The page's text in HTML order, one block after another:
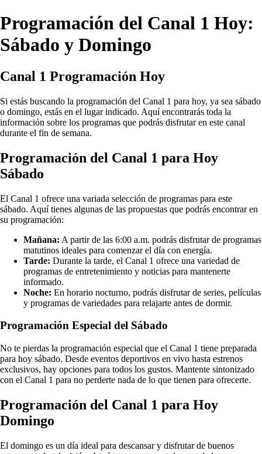
Programación del Canal 1 Hoy:
Sábado y Domingo
Canal 1 Programación Hoy
Si estás buscando la programación del Canal 1 para hoy, ya sea sábado
o domingo, estás en el lugar indicado. Aquí encontrarás toda la
información sobre los programas que podrás disfrutar en este canal
durante el fin de semana.
Programación del Canal 1 para Hoy
Sábado
El Canal 1 ofrece una variada selección de programas para este
sábado. Aquí tienes algunas de las propuestas que podrás encontrar en
su programación:
Mañana: A partir de las 6:00 a.m. podrás disfrutar de programas
matutinos ideales para comenzar el día con energía.
Tarde: Durante la tarde, el Canal 1 ofrece una variedad de
programas de entretenimiento y noticias para mantenerte
informado.
Noche: En horario nocturno, podrás disfrutar de series, películas
y programas de variedades para relajarte antes de dormir.
Programación Especial del Sábado
No te pierdas la programación especial que el Canal 1 tiene preparada
para hoy sábado. Desde eventos deportivos en vivo hasta estrenos
exclusivos, hay opciones para todos los gustos. Mantente sintonizado
con el Canal 1 para no perderte nada de lo que tienen para ofrecerte.
Programación del Canal 1 para Hoy
Domingo
El domingo es un día ideal para descansar y disfrutar de buenos